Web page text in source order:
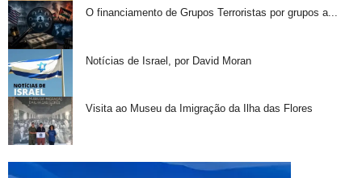
O financiamento de Grupos Terroristas por grupos a...
Notícias de Israel, por David Moran
Visita ao Museu da Imigração da Ilha das Flores